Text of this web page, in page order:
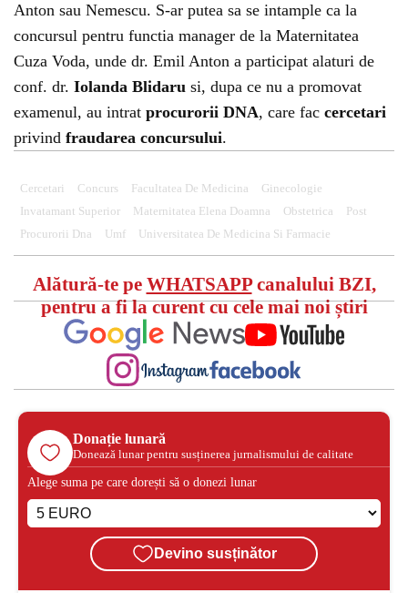
Anton sau Nemescu. S-ar putea sa se intample ca la
concursul pentru functia manager de la Maternitatea
Cuza Voda, unde dr. Emil Anton a participat alaturi de
conf. dr. Iolanda Blidaru si, dupa ce nu a promovat
examenul, au intrat procurorii DNA, care fac cercetari
privind fraudarea concursului.
Cercetari Concurs Facultatea De Medicina
Ginecologie
Invatamant Superior
Maternitatea Elena Doamna Obstetrica
Post
Procurorii Dna
Umf Universitatea De Medicina Si Farmacie
Alătură-te pe WHATSAPPcanalului BZI,
pentru a fi la curent cu cele mai noi știri
Donație lunară
Donează lunar pentru susținerea jurnalismului de calitate
Alege suma pe care dorești să o donezi lunar
Devino susținător